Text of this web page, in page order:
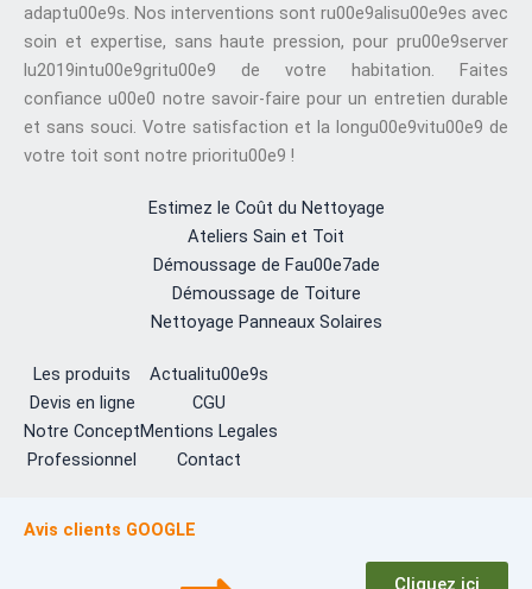
adaptu00e9s. Nos interventions sont ru00e9alisu00e9es avec
soin et expertise, sans haute pression, pour pru00e9server
lu2019intu00e9gritu00e9 de votre habitation. Faites
confiance u00e0 notre savoir-faire pour un entretien durable
et sans souci. Votre satisfaction et la longu00e9vitu00e9 de
votre toit sont notre prioritu00e9 !
Estimez le Coût du Nettoyage
Ateliers Sain et Toit
Démoussage de Fau00e7ade
Démoussage de Toiture
Nettoyage Panneaux Solaires
Les produits
Devis en ligne
Notre Concept
Professionnel
Actualitu00e9s
CGU
Mentions Legales
Contact
Avis clients GOOGLE
Cliquez ici